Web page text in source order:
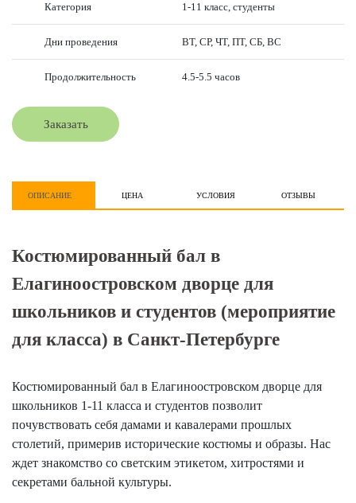
Категория 1-11 класс, студенты
Дни проведения ВТ, СР, ЧТ, ПТ, СБ, ВС
Продолжительность 4.5-5.5 часов
Заказать
ОПИСАНИЕ ЦЕНА УСЛОВИЯ ОТЗЫВЫ
Костюмированный бал в
Елагиноостровском дворце для
школьников и студентов (мероприятие
для класса) в Санкт-Петербурге
Костюмированный бал в Елагиноостровском дворце для
школьников 1-11 класса и студентов позволит
почувствовать себя дамами и кавалерами прошлых
столетий, примерив исторические костюмы и образы. Нас
ждет знакомство со светским этикетом, хитростями и
секретами бальной культуры.